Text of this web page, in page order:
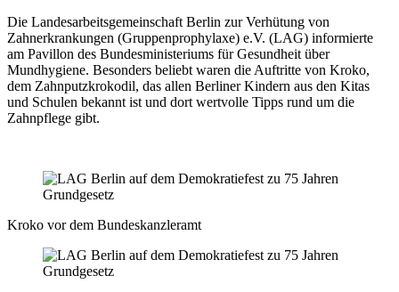
Die Landesarbeitsgemeinschaft Berlin zur Verhütung von
Zahnerkrankungen (Gruppenprophylaxe) e.V. (LAG) informierte
am Pavillon des Bundesministeriums für Gesundheit über
Mundhygiene. Besonders beliebt waren die Auftritte von Kroko,
dem Zahnputzkrokodil, das allen Berliner Kindern aus den Kitas
und Schulen bekannt ist und dort wertvolle Tipps rund um die
Zahnpflege gibt.
Kroko vor dem Bundeskanzleramt